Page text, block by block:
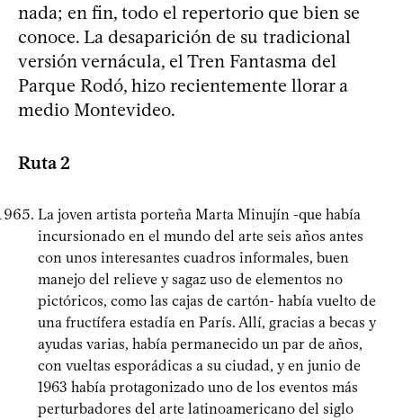
nada; en fin, todo el repertorio que bien se
conoce. La desaparición de su tradicional
versión vernácula, el Tren Fantasma del
Parque Rodó, hizo recientemente llorar a
medio Montevideo.
Ruta 2
La joven artista porteña Marta Minujín -que había
incursionado en el mundo del arte seis años antes
con unos interesantes cuadros informales, buen
manejo del relieve y sagaz uso de elementos no
pictóricos, como las cajas de cartón- había vuelto de
una fructífera estadía en París. Allí, gracias a becas y
ayudas varias, había permanecido un par de años,
con vueltas esporádicas a su ciudad, y en junio de
1963 había protagonizado uno de los eventos más
perturbadores del arte latinoamericano del siglo